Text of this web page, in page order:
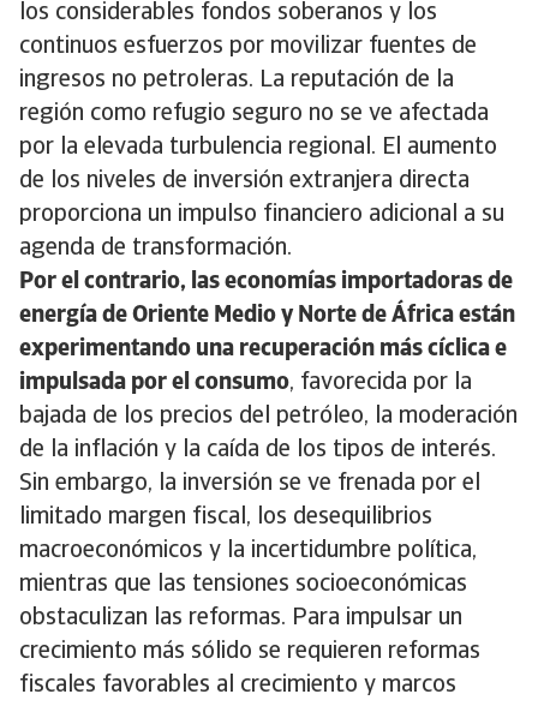
los considerables fondos soberanos y los
continuos esfuerzos por movilizar fuentes de
ingresos no petroleras. La reputación de la
región como refugio seguro no se ve afectada
por la elevada turbulencia regional. El aumento
de los niveles de inversión extranjera directa
proporciona un impulso financiero adicional a su
agenda de transformación.
Por el contrario, las economías importadoras de
energía de Oriente Medio y Norte de África están
experimentando una recuperación más cíclica e
impulsada por el consumo, favorecida por la
bajada de los precios del petróleo, la moderación
de la inflación y la caída de los tipos de interés.
Sin embargo, la inversión se ve frenada por el
limitado margen fiscal, los desequilibrios
macroeconómicos y la incertidumbre política,
mientras que las tensiones socioeconómicas
obstaculizan las reformas. Para impulsar un
crecimiento más sólido se requieren reformas
fiscales favorables al crecimiento y marcos